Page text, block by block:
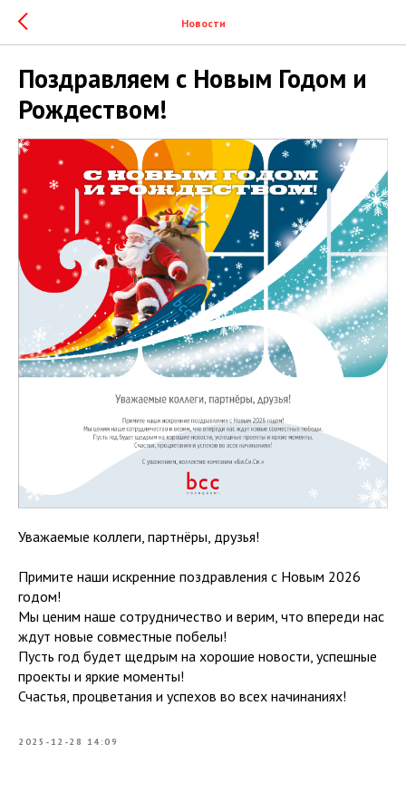
Новости
Поздравляем с Новым Годом и
Рождеством!
Уважаемые коллеги, партнёры, друзья!
Примите наши искренние поздравления с Новым 2026
годом!
Мы ценим наше сотрудничество и верим, что впереди нас
ждут новые совместные побелы!
Пусть год будет щедрым на хорошие новости, успешные
проекты и яркие моменты!
Счастья, процветания и успехов во всех начинаниях!
2025-12-28 14:09